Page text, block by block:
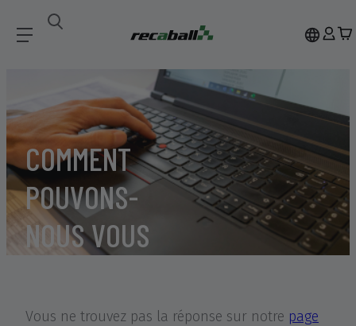
COMMENT
POUVONS-
NOUS VOUS
Vous ne trouvez pas la réponse sur notre page